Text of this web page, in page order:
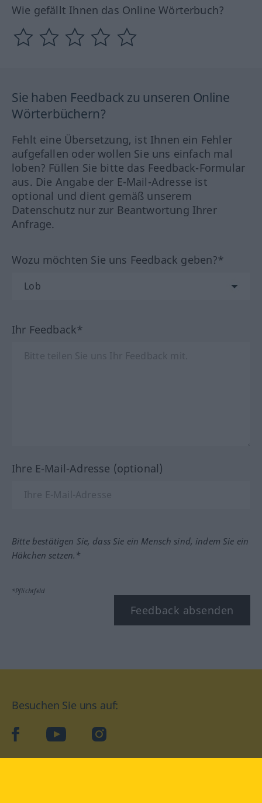
Wie gefällt Ihnen das Online Wörterbuch?
Sie haben Feedback zu unseren Online
Wörterbüchern?
Fehlt eine Übersetzung, ist Ihnen ein Fehler
aufgefallen oder wollen Sie uns einfach mal
loben? Füllen Sie bitte das Feedback-Formular
aus. Die Angabe der E-Mail-Adresse ist
optional und dient gemäß unserem
Datenschutz nur zur Beantwortung Ihrer
Anfrage.
Wozu möchten Sie uns Feedback geben?*
Ihr Feedback*
Ihre E-Mail-Adresse (optional)
Bitte bestätigen Sie, dass Sie ein Mensch sind, indem Sie ein
Häkchen setzen.*
*Pflichtfeld
Feedback absenden
Besuchen Sie uns auf:
facebookYouTube Instagram